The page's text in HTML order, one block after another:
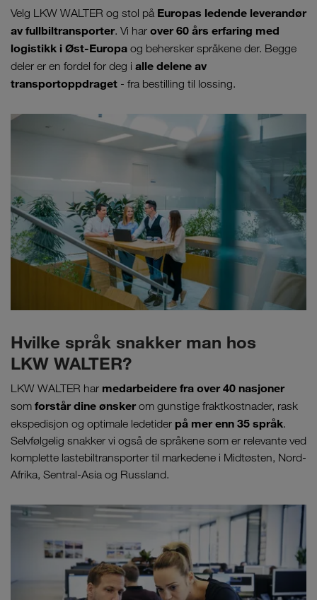
Velg LKW WALTER og stol på Europas ledende leverandør
av fullbiltransporter. Vi har over 60 års erfaring med
logistikk i Øst-Europa og behersker språkene der. Begge
deler er en fordel for deg i alle delene av
transportoppdraget - fra bestilling til lossing.
Hvilke språk snakker man hos
LKW WALTER?
LKW WALTER har medarbeidere fra over 40 nasjoner
som forstår dine ønskerom gunstige fraktkostnader, rask
ekspedisjon og optimale ledetider på mer enn 35 språk.
Selvfølgelig snakker vi også de språkene som er relevante ved
komplette lastebiltransporter til markedene i Midtøsten, Nord-
Afrika, Sentral-Asia og Russland.